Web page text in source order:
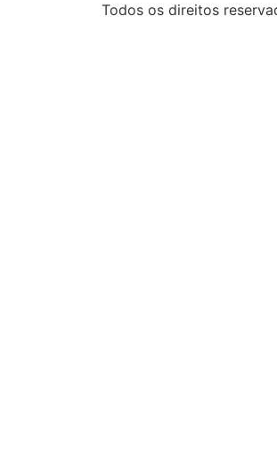
Todos os direitos